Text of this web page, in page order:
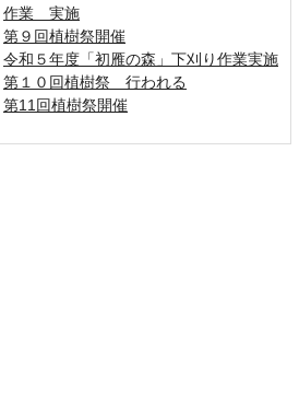
作業 実施
第９回植樹祭開催
令和５年度「初雁の森」下刈り作業実施
第１０回植樹祭 行われる
第11回植樹祭開催